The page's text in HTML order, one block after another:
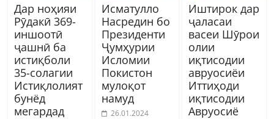
Дар ноҳияи
Рӯдакӣ 369-
иншоотӣ
ҷашнӣ ба
истиқболи
35-солагии
Истиқлолият
бунёд
мегардад
Исматулло
Насредин бо
Президенти
Ҷумҳурии
Исломии
Покистон
мулоқот
намуд
26.01.2024
Иштирок дар
ҷаласаи
васеи Шӯрои
олии
иқтисодии
авруосиёи
Иттиҳоди
иқтисодии
Авруосиё